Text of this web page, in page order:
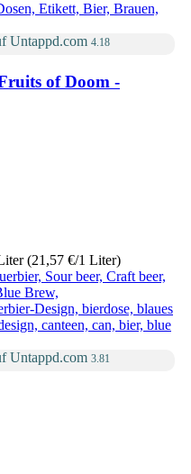
4.18
of Doom -
(21,57 €/1 Liter)
3.81